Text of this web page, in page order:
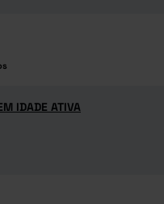
IDADE ATIVA
IDADE ATIVA